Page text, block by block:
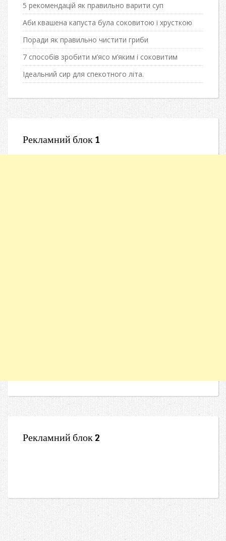
5 рекомендацій як правильно варити суп
Аби квашена капуста була соковитою і хрусткою
Поради як правильно чистити гриби
7 способів зробити м’ясо м’яким і соковитим
Ідеальний сир для спекотного літа.
Рекламний блок 1
Рекламний блок 2